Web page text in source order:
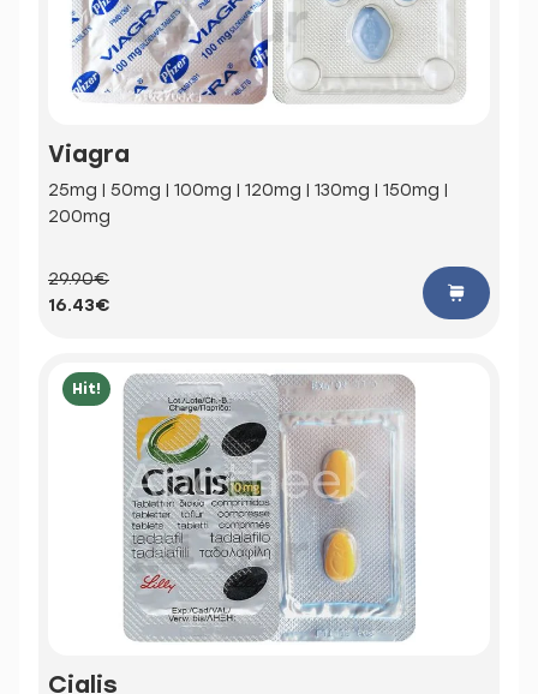
Viagra
25mg | 50mg | 100mg | 120mg | 130mg | 150mg |
200mg
29.90€
16.43€
Hit!
Cialis